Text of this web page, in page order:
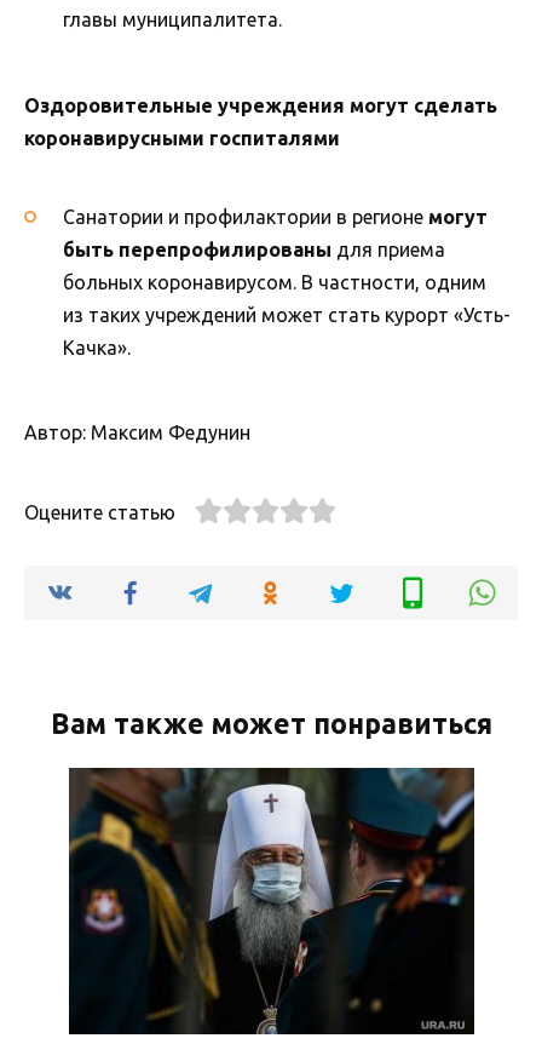
главы муниципалитета.
Оздоровительные учреждения могут сделать
коронавирусными госпиталями
Санатории и профилактории в регионе могут
быть перепрофилированы для приема
больных коронавирусом. В частности, одним
из таких учреждений может стать курорт «Усть-
Качка».
Автор: Максим Федунин
Оцените статью
Вам также может понравиться